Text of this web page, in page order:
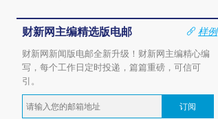
财新网主编精选版电邮
样例
财新网新闻版电邮全新升级！财新网主编精心编
写，每个工作日定时投递，篇篇重磅，可信可
引。
订阅